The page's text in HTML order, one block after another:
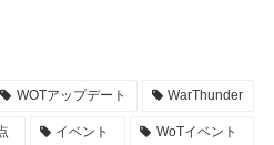
WOTアップデート WarThunder
イベント WoTイベント